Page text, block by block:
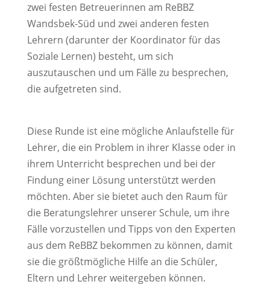
zwei festen Betreuerinnen am ReBBZ
Wandsbek-Süd und zwei anderen festen
Lehrern (darunter der Koordinator für das
Soziale Lernen) besteht, um sich
auszutauschen und um Fälle zu besprechen,
die aufgetreten sind.
Diese Runde ist eine mögliche Anlaufstelle für
Lehrer, die ein Problem in ihrer Klasse oder in
ihrem Unterricht besprechen und bei der
Findung einer Lösung unterstützt werden
möchten. Aber sie bietet auch den Raum für
die Beratungslehrer unserer Schule, um ihre
Fälle vorzustellen und Tipps von den Experten
aus dem ReBBZ bekommen zu können, damit
sie die größtmögliche Hilfe an die Schüler,
Eltern und Lehrer weitergeben können.